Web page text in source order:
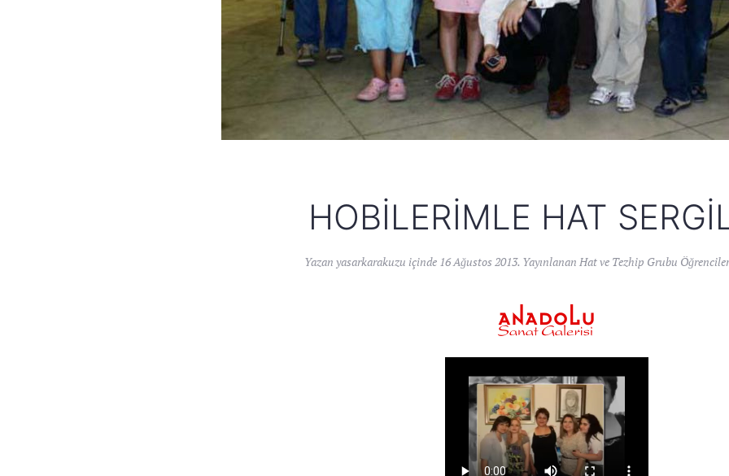
HOBILERIMLE HAT
Yazan yasarkarakuzu içinde 16 Ağustos 2013. Yayınlanan Hat ve Tezhip Grubu